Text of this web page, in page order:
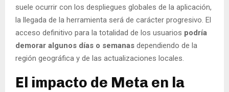
suele ocurrir con los despliegues globales de la aplicación,
la llegada de la herramienta será de carácter progresivo. El
acceso definitivo para la totalidad de los usuarios podría
demorar algunos días o semanas dependiendo de la
región geográfica y de las actualizaciones locales.
El impacto de Meta en la